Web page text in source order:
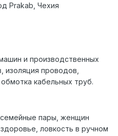
Prakab , Чехия
и производственных
изоляция проводов,
кабельных труб.
пары, женщин
ловкость в ручном